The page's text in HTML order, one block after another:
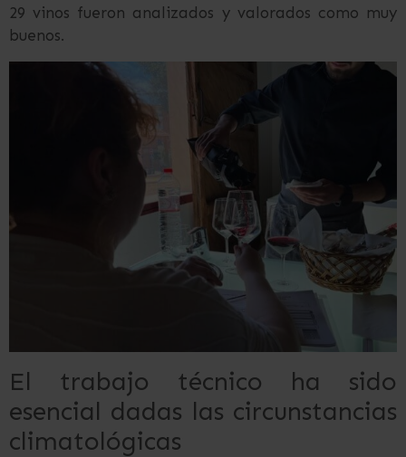
29 vinos fueron analizados y valorados como muy
buenos.
El trabajo técnico ha sido
esencial dadas las circunstancias
climatológicas